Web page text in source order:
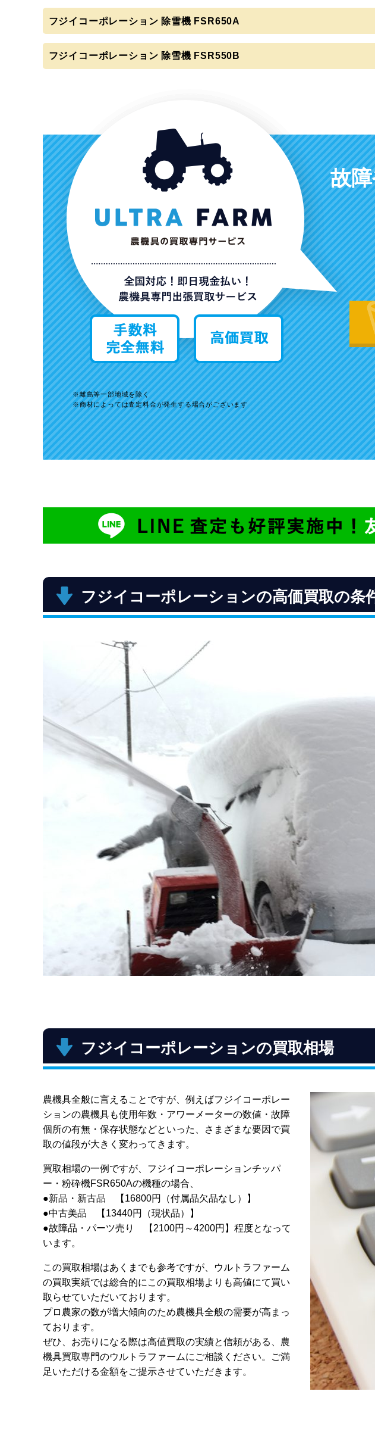
フジイコーポレーション 除雪機 FSR650A
フジイコーポレーション 除雪機 FSR550B
故
離島等一部地域を除く
商材によっては査定料金が発生する場合がございます
フジイコーポレーションの高価買取の条
フジイコーポレーションの買取相場
農機具全般に言えることですが、例えばフジイコーポレー
ションの農機具も使用年数・アワーメーターの数値・故障
個所の有無・保存状態などといった、さまざまな要因で買
取の値段が大きく変わってきます。
買取相場の一例ですが、フジイコーポレーションチッパ
ー・粉砕機FSR650Aの機種の場合、
●新品・新古品 【16800円（付属品欠品なし）】
●中古美品 【13440円（現状品）】
●故障品・パーツ売り 【2100円～4200円】程度となって
います。
この買取相場はあくまでも参考ですが、ウルトラファーム
の買取実績では総合的にこの買取相場よりも高値にて買い
取らせていただいております。
プロ農家の数が増大傾向のため農機具全般の需要が高まっ
ております。
ぜひ、お売りになる際は高値買取の実績と信頼がある、農
機具買取専門のウルトラファームにご相談ください。ご満
足いただける金額をご提示させていただきます。